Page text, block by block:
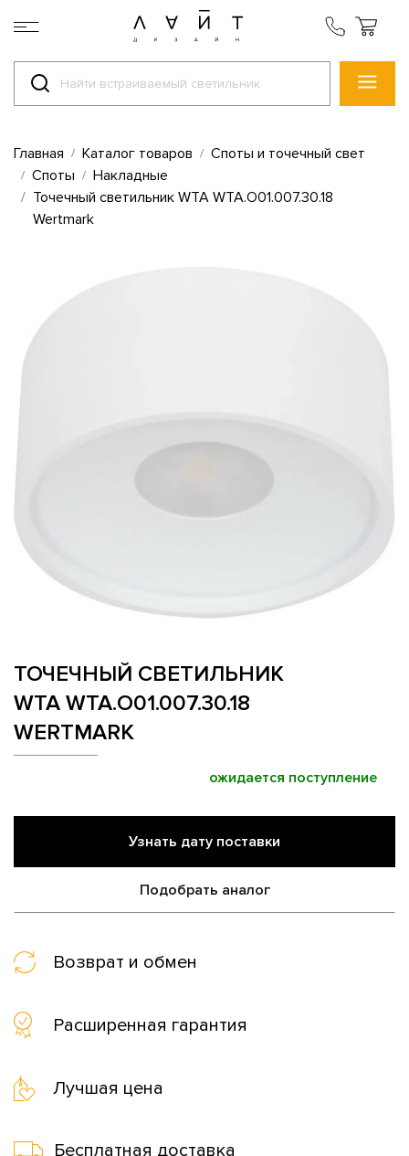
Главная Каталог товаров
Споты и точечный свет
Споты
Накладные
Точечный светильник WTA WTA.O01.007.30.18
Wertmark
ТОЧЕЧНЫЙ СВЕТИЛЬНИК
WTA WTA.O01.007.30.18
WERTMARK
ожидается поступление
Узнать дату поставки
Подобрать аналог
Возврат и обмен
Расширенная гарантия
Лучшая цена
Бесплатная доставка